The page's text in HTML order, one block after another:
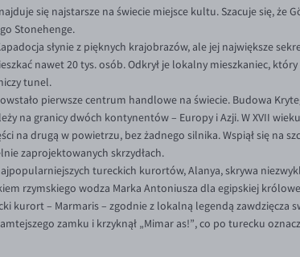
się najstarsze na świecie miejsce kultu. Szacuje się,
Stonehenge.
słynie z pięknych krajobrazów, ale jej największe
nawet 20 tys. osób. Odkrył je lokalny mieszkaniec,
tunel.
pierwsze centrum handlowe na świecie. Budowa
na granicy dwóch kontynentów – Europy i Azji. W XVII
na drugą w powietrzu, bez żadnego silnika. Wspiął się na
zaprojektowanych skrzydłach.
tureckich kurortów, Alanya, skrywa
rzymskiego wodza Marka Antoniusza dla egipskiej
kurort – Marmaris – zgodnie z lokalną legendą zawdzięcza
zamku i krzyknął „Mimar as!”, co po turecku